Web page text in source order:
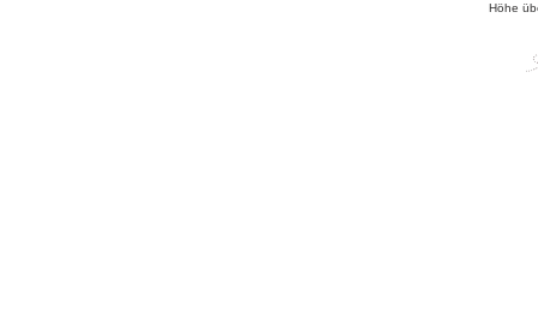
Höhe